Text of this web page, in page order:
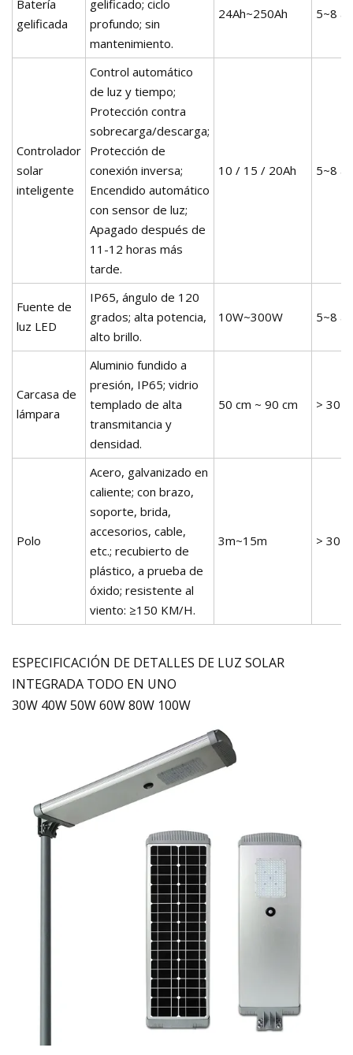
Batería
gelificada
gelificado; ciclo
profundo; sin
mantenimiento.
24Ah~250Ah 5~8
Controlador
solar
inteligente
Control automático
de luz y tiempo;
Protección contra
sobrecarga/descarga;
Protección de
conexión inversa;
Encendido automático
con sensor de luz;
Apagado después de
11-12 horas más
tarde.
10 / 15 / 20Ah 5~8
Fuente de
luz LED
IP65, ángulo de 120
grados; alta potencia,
alto brillo.
10W~300W 5~8
Carcasa de
lámpara
Aluminio fundido a
presión, IP65; vidrio
templado de alta
transmitancia y
densidad.
50 cm ~ 90 cm > 30
Polo
Acero, galvanizado en
caliente; con brazo,
soporte, brida,
accesorios, cable,
etc.; recubierto de
plástico, a prueba de
óxido; resistente al
viento: ≥150 KM/H.
3m~15m > 30
ESPECIFICACIÓN DE DETALLES DE LUZ SOLAR
INTEGRADA TODO EN UNO
30W 40W 50W 60W 80W 100W